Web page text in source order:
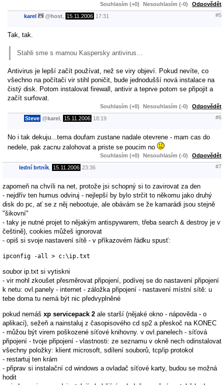
Souhlasím (+0) Nesouhlasím (-0) Odpovědět
karel @host 15.11.2006 17:31 #5
Tak, tak.
Stahli sme s mamou Kaspersky antivirus…
Antivirus je lepší začít používat, než se viry objeví. Pokud nevíte, co
všechno na počítači vir stihl poničit, bude jednodušší nová instalace na
čistý disk. Potom instalovat firewall, antivir a teprve potom se připojit a
začít surfovat.
Souhlasím (+0) Nesouhlasím (-0) Odpovědět
Steve @karel 15.11.2006 18:19 #6
No i tak dekuju...tema doufam zustane nadale otevrene - mam cas do
nedele, pak zacnu zalohovat a priste se poucim no
Souhlasím (+0) Nesouhlasím (-0) Odpovědět
lední brtník 15.11.2006 23:36 #7
zapomeň na chvíli na net, protože jsi schopný si to zavirovat za den
- nejdřív ten humus odviruj - nejlepší by bylo strčit to někomu jako druhý
disk do pc, ať se z něj nebootuje, ale obávám se že kamarádi jsou stejně
"šikovní"
- taky je nutné projet to nějakým antispywarem, třeba search & destroy je v
češtině), cookies můžeš ignorovat
- opiš si svoje nastavení sítě - v příkazovém řádku spusť:
ipconfig -all > c:\ip.txt
soubor ip.txt si vytiskni
- vir mohl zkoušet přesměrovat připojení, podívej se do nastavení připojení
k netu: ovl.panely - internet - záložka připojení - nastavení místní sítě: u
tebe doma tu nemá být nic předvyplněné
pokud nemáš xp servicepack 2 ale starší (nějaké okno - nápověda - o
aplikaci), sežeň a nainstaluj z časopisového cd sp2 a přeskoč na KONEC
- můžou být virem poškozené síťové knihovny. v ovl.panelech - síťová
připojení - tvoje připojení - vlastnosti: ze seznamu v okně nech odinstalovat
všechny položky: klient microsoft, sdílení souborů, tcp/ip protokol
- restartuj ten krám
- připrav si instalační cd windows a ovladač síťové karty, budou se možná
hodit